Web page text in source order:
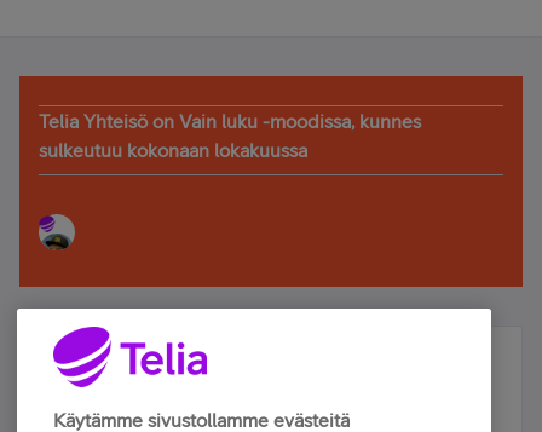
Telia Yhteisö on Vain luku -moodissa, kunnes
sulkeutuu kokonaan lokakuussa
Älä jää paitsi – osallistu ja voita!
Tilaa Telian uutiskirje ja olet mukana arvonnassa.
Käytämme sivustollamme evästeitä